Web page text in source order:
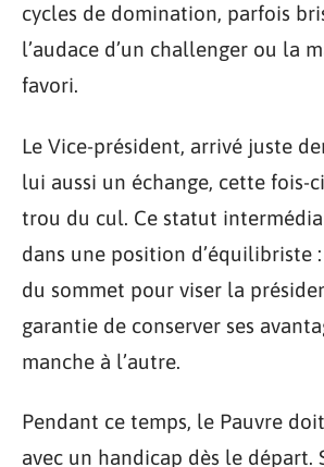
cycles de domination, parfois
l’audace d’un challenger ou la
favori.
Le Vice-président, arrivé juste
lui aussi un échange, cette fois-
trou du cul. Ce statut
dans une position d’équilibriste
du sommet pour viser la
garantie de conserver ses
manche à l’autre.
Pendant ce temps, le Pauvre
avec un handicap dès le départ.